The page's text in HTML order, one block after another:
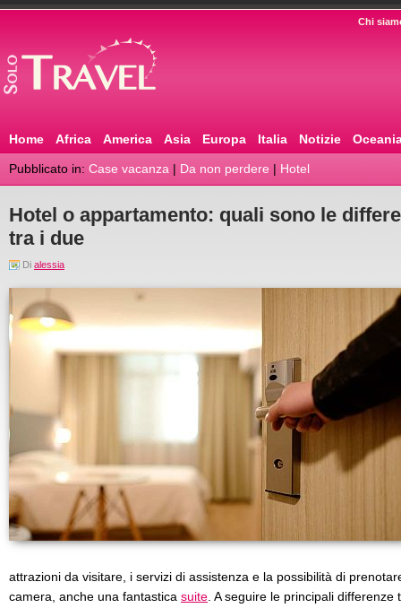
Chi
Home Africa America Asia Europa Italia Notizie
Pubblicato in: Case vacanza | Da non perdere | Hotel
Hotel o appartamento: quali sono le
tra i due
Di alessia
attrazioni da visitare, i servizi di assistenza e la possibilità di
camera, anche una fantastica suite . A seguire le principali